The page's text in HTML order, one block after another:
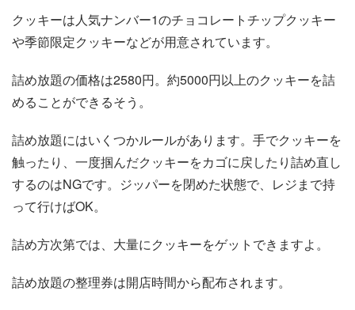
クッキーは人気ナンバー1のチョコレートチップクッキー
や季節限定クッキーなどが用意されています。
詰め放題の価格は2580円。約5000円以上のクッキーを詰
めることができるそう。
詰め放題にはいくつかルールがあります。手でクッキーを
触ったり、一度掴んだクッキーをカゴに戻したり詰め直し
するのはNGです。ジッパーを閉めた状態で、レジまで持
って行けばOK。
詰め方次第では、大量にクッキーをゲットできますよ。
詰め放題の整理券は開店時間から配布されます。